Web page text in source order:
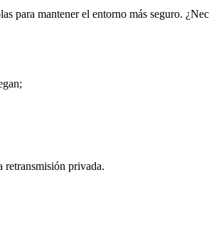
para mantener el entorno más seguro.
privada.